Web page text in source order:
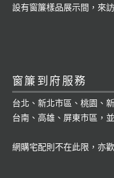
設有窗簾樣品展示間，來
窗簾到府服務
台北、新北市區、桃園、
台南、高雄、屏東市區，
網購宅配則不在此限，亦